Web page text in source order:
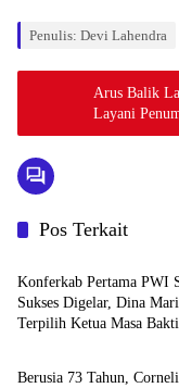
Penulis: Devi Lahendra
Arus Balik
Layani
Pos Terkait
Berita
Konferkab Pertama PWI
Sukses Digelar, Dina
Terpilih Ketua Masa
Berita
Berusia 73 Tahun,